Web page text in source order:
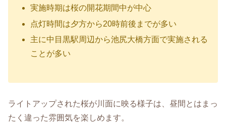
実施時期は桜の開花期間中が中心
点灯時間は夕方から20時前後までが多い
主に中目黒駅周辺から池尻大橋方面で実施される
ことが多い
ライトアップされた桜が川面に映る様子は、昼間とはまっ
たく違った雰囲気を楽しめます。